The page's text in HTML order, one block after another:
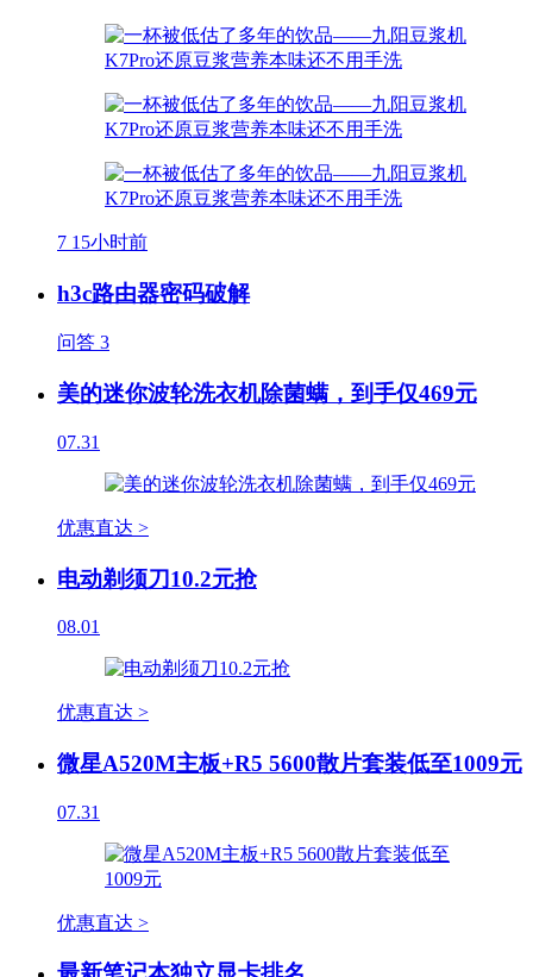
7 15小时前
h3c路由器密码破解
问答 3
美的迷你波轮洗衣机除菌螨，到手仅469元
07.31
优惠直达 >
电动剃须刀10.2元抢
08.01
优惠直达 >
微星A520M主板+R5 5600散片套装低至1009元
07.31
优惠直达 >